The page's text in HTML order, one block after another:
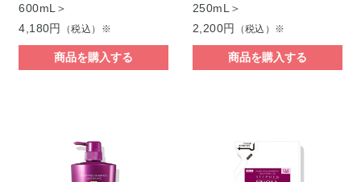
600mL＞
4,180円
（税込）※
商品を購入する
250mL＞
2,200円
（税込）※
商品を購入する